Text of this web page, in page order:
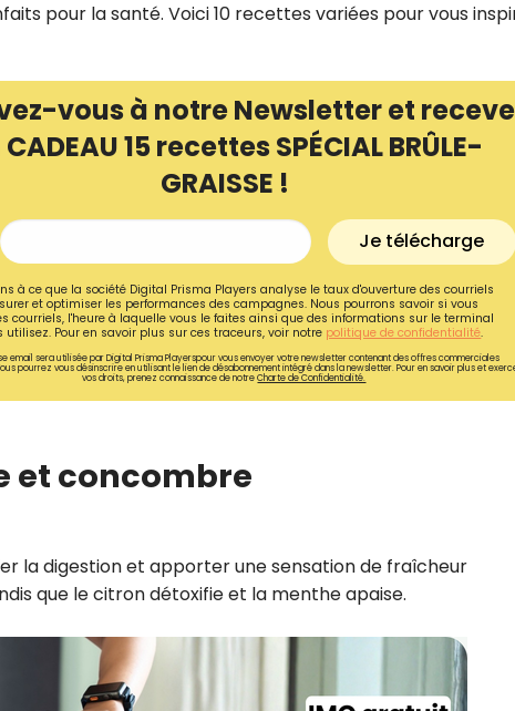
pour la santé. Voici 10 recettes variées pour vous
vous à notre Newsletter et
15 recettes SPÉCIAL BRÛLE-
GRAISSE !
Je télécharge
à ce que la société Digital Prisma Players analyse le taux d'ouverture des courriels
et optimiser les performances des campagnes. Nous pourrons savoir si vous
courriels, l'heure à laquelle vous le faites ainsi que des informations sur le terminal
utilisez. Pour en savoir plus sur ces traceurs, voir notre politique de confidentialité.
email sera utilisée par Digital Prisma Playerspour vous envoyer votre newsletter contenant des offres commerciales
pourrez vous désinscrire en utilisant le lien de désabonnement intégré dans la newsletter. Pour en savoir plus et
vos droits, prenez connaissance de notreCharte de Confidentialité.
et concombre
la digestion et apporter une sensation de fraîcheur
que le citron détoxifie et la menthe apaise.
Recevez
recettes inédites de
!
Je consens à ce que la société
Prisma Players analyse le taux
des courriels pour mesurer et
pourrons savoir si vous ouvrez les
l'heure à laquelle vous le faites
des informations sur le terminal
utilisez. Pour en savoir plus sur ces